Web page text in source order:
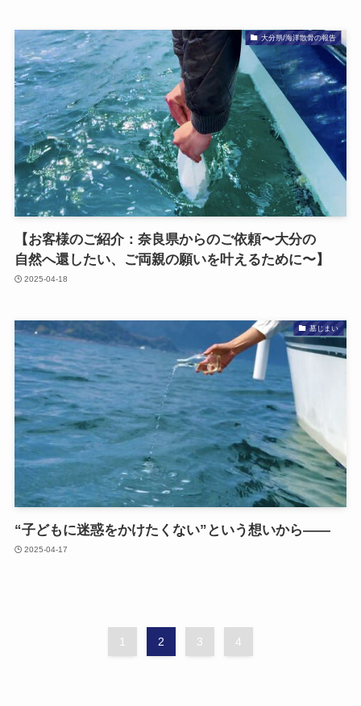
大分県/海洋散骨の報告
【お客様の​ご紹介：奈良県からの​ご依頼〜​大分の​
自然へ​還したい、​ご両親の​願いを​叶える​ために​〜】
2025-04-18
墓じまい
“子どもに​迷惑を​かけたくない”と​いう​想いから​――
2025-04-17
1 2 3 4